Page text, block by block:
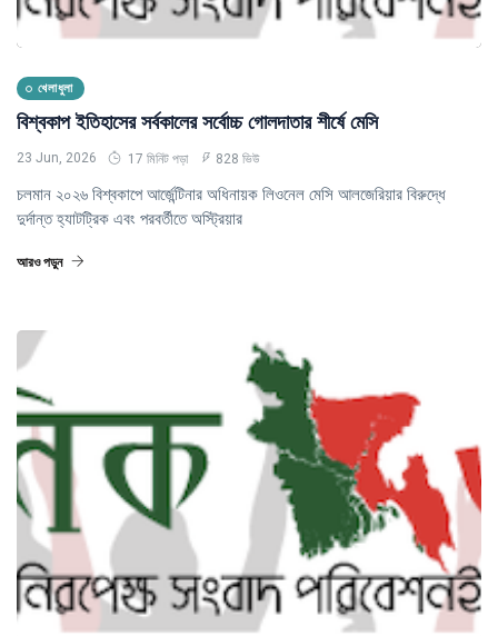
খেলাধুলা
বিশ্বকাপ ইতিহাসের সর্বকালের সর্বোচ্চ গোলদাতার শীর্ষে মেসি
23 Jun, 2026 17 মিনিট পড়া 828 ভিউ
চলমান ২০২৬ বিশ্বকাপে আর্জেন্টিনার অধিনায়ক লিওনেল মেসি আলজেরিয়ার বিরুদ্ধে
দুর্দান্ত হ্যাটট্রিক এবং পরবর্তীতে অস্ট্রিয়ার
আরও পড়ুন